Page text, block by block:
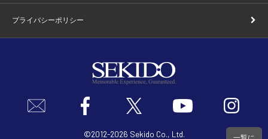
プライバシーポリシー
©2012-2026 Sekido Co., Ltd. 一覧に